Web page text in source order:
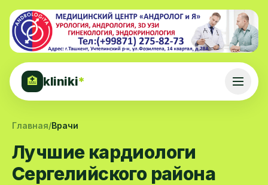
🏥 kliniki*
Главная/Врачи
Лучшие кардиологи
Сергелийского района